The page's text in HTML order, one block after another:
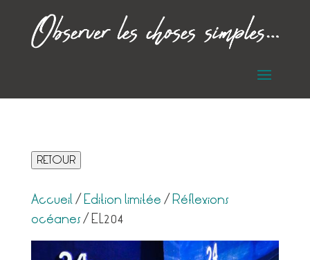
RETOUR
Accueil/Edition limitée/Réflexions
océanes/ EL204